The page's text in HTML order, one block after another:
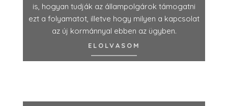
is, hogyan tudják az állampolgárok támogatni
ezt a folyamatot, illetve hogy milyen a kapcsolat
az új kormánnyal ebben az ügyben.
ELOLVASOM